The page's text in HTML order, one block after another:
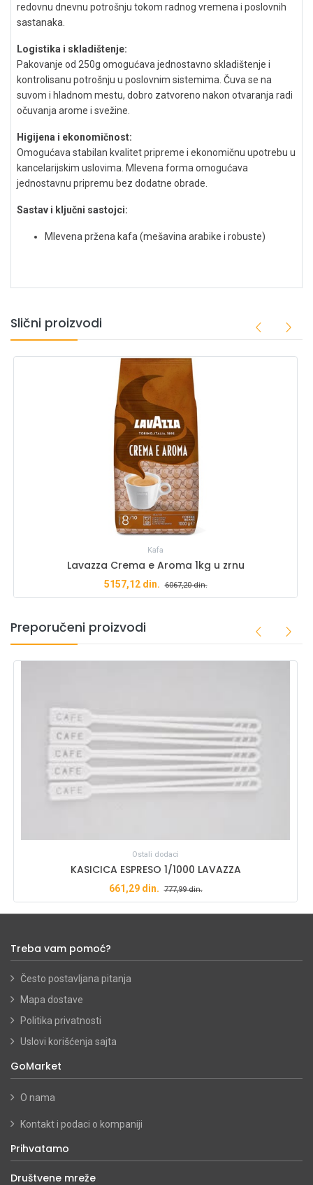
redovnu dnevnu potrošnju tokom radnog vremena i poslovnih
sastanaka.
Logistika i skladištenje:
Pakovanje od 250g omogućava jednostavno skladištenje i
kontrolisanu potrošnju u poslovnim sistemima. Čuva se na
suvom i hladnom mestu, dobro zatvoreno nakon otvaranja radi
očuvanja arome i svežine.
Higijena i ekonomičnost:
Omogućava stabilan kvalitet pripreme i ekonomičnu upotrebu u
kancelarijskim uslovima. Mlevena forma omogućava
jednostavnu pripremu bez dodatne obrade.
Sastav i ključni sastojci:
Mlevena pržena kafa (mešavina arabike i robuste)
Slični proizvodi
Kafa
Lavazza Crema e Aroma 1kg u zrnu
5157,12din. 6067,20din.
Preporučeni proizvodi
Ostali dodaci
KASICICA ESPRESO 1/1000 LAVAZZA
661,29din. 777,99din.
Treba vam pomoć?
Često postavljana pitanja
Mapa dostave
Politika privatnosti
Uslovi korišćenja sajta
GoMarket
O nama
Kontakt i podaci o kompaniji
Prihvatamo
Društvene mreže